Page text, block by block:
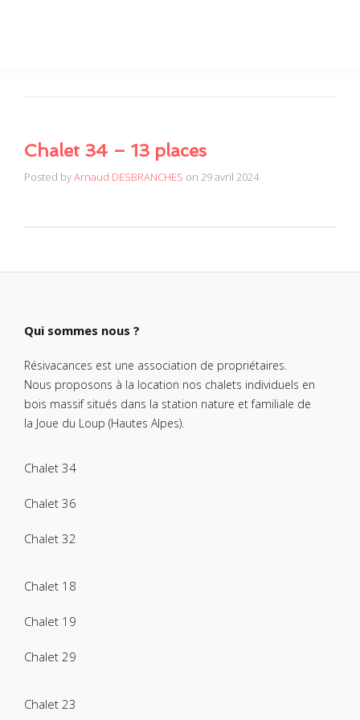
Chalet 34 – 13 places
Posted byArnaud DESBRANCHES on 29 avril 2024
Qui sommes nous ?
Résivacances est une association de propriétaires.
Nous proposons à la location nos chalets individuels en
bois massif situés dans la station nature et familiale de
la Joue du Loup (Hautes Alpes).
Chalet 34
Chalet 36
Chalet 32
Chalet 18
Chalet 19
Chalet 29
Chalet 23